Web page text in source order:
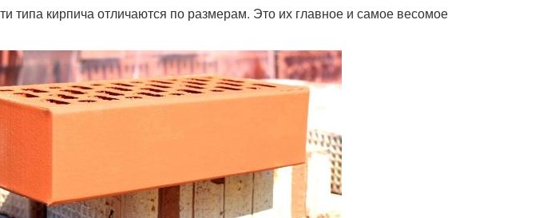
типа кирпича отличаются по размерам. Это их главное и самое весомое